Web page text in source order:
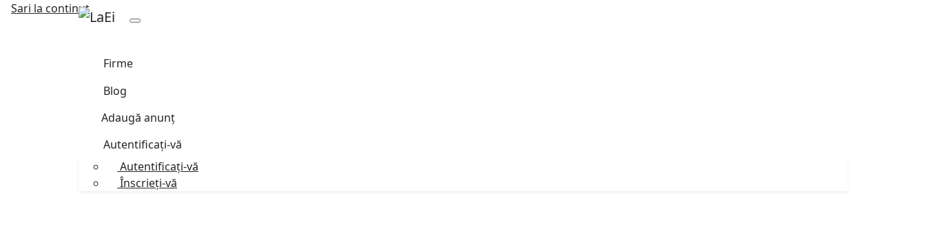
Sari la continut
Firme
Blog
Adaugă anunț
Autentificați-vă
Autentificați-vă
Înscrieți-vă